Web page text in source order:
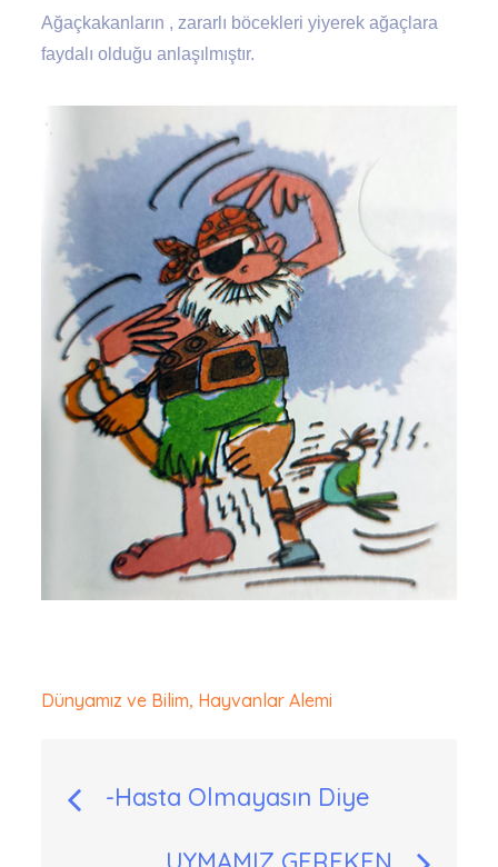
Ağaçkakanların , zararlı böcekleri yiyerek ağaçlara
faydalı olduğu anlaşılmıştır.
Dünyamız ve Bilim, Hayvanlar Alemi
Yazı
gezinmesi
-Hasta Olmayasın Diye